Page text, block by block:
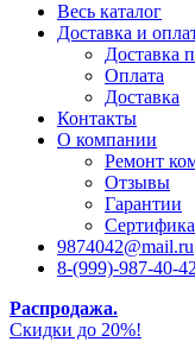
Весь каталог
Доставка и
Доставка
Оплата
Доставка
Контакты
О компании
Ремонт
Отзывы
Гарантии
9874042@mail.ru
8-(999)-987-40-42
Распродажа.
Скидки до 20%!